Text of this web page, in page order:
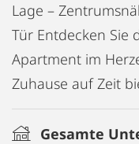
Lage –
Tür Entdecken Sie
Apartment im
Zuhause auf Zeit
Gesamte